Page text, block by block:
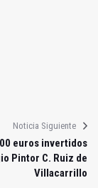
Noticia Siguiente
euros invertidos
Pintor C. Ruiz de
Villacarrillo